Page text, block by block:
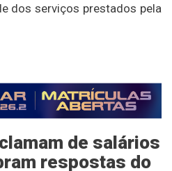
dos serviços prestados pela
de salários
respostas do